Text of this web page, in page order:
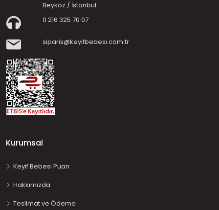
Beykoz / İstanbul
0 216 325 70 07
siparis@keyifbebesi.com.tr
Kurumsal
Keyif Bebesi Puan
Hakkımızda
Teslimat ve Ödeme